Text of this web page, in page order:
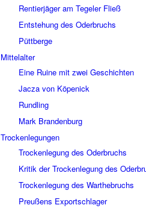
Rentier­jä­ger am Tege­ler Fließ
Entste­hung des Oder­bruchs
Pütt­berge
Mittel­al­ter
Eine Ruine mit zwei Geschich­ten
Jacza von Köpe­nick
Rund­ling
Mark Bran­den­burg
Trocken­le­gun­gen
Trocken­le­gung des Oder­bruchs
Kritik der Trocken­le­gung des
Trocken­le­gung des Wart­he­bruchs
Preu­ßens Export­schla­ger